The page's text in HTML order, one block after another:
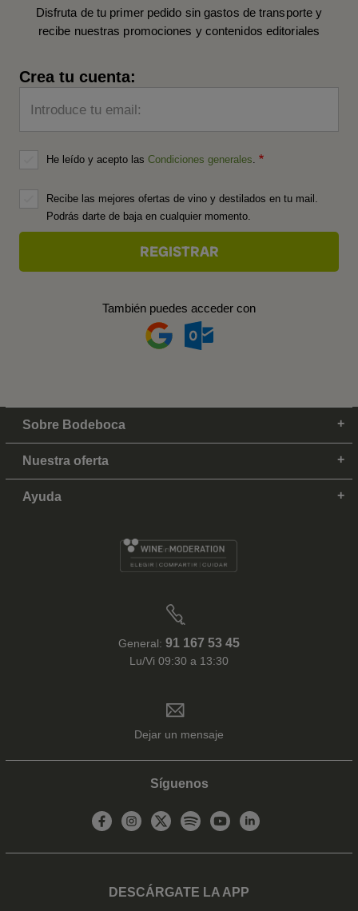
Disfruta de tu primer pedido sin gastos de transporte y
recibe nuestras promociones y contenidos editoriales
Crea tu cuenta:
Introduce tu email:
He leído y acepto las Condiciones generales
Recibe las mejores ofertas de vino y destilados en tu mail.
Podrás darte de baja en cualquier momento.
También puedes acceder con
Sobre Bodeboca
Nuestra oferta
Ayuda
General: 91 167 53 45
Lu/Vi 09:30 a 13:30
Dejar un mensaje
Síguenos
DESCÁRGATE LA APP